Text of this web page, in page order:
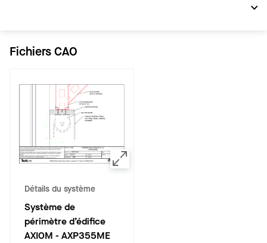
Fichiers CAO
Détails du système
Système de
périmètre d’édifice
AXIOM - AXP355ME